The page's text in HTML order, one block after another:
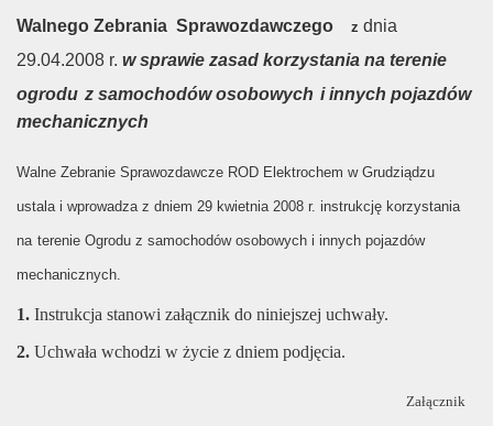
Walnego Zebrania Sprawozdawczego z dnia
29.04.2008 r. w sprawie zasad korzystania na terenie
ogrodu z samochodów osobowych i innych pojazdów
mechanicznych
Walne Zebranie Sprawozdawcze ROD Elektrochem w Grudziądzu
ustala i wprowadza z dniem 29 kwietnia 2008 r. instrukcję korzystania
na terenie Ogrodu z samochodów osobowych i innych pojazdów
mechanicznych.
1. Instrukcja stanowi załącznik do niniejszej uchwały.
2. Uchwała wchodzi w życie z dniem podjęcia.
Załącznik